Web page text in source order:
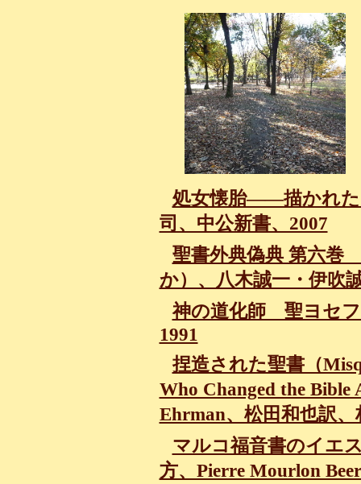
処女懐胎――描かれた
司、中公新書、2007
聖書外典偽典 第六
か）、八木誠一・伊吹
神の道化師 聖ヨセフ
1991
捏造された聖書（
Who Changed the
Ehrman、松田和也訳、
マルコ福音書のイエ
方、Pierre Mourlon